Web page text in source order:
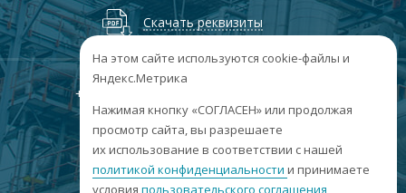
Скачать реквизиты
+7
г. Барнаул, пр. Ленина, 158А, Н1/204
пн-пт: 09:00-17:00
сб-вс: выходные
На этом сайте используются cookie-файлы и
Яндекс.Метрика
Нажимая кнопку «СОГЛАСЕН» или продолжая
просмотр сайта, вы разрешаете
их использование в соответствии с нашей
политикой конфиденциальности и принимаете
условия пользовательского соглашения